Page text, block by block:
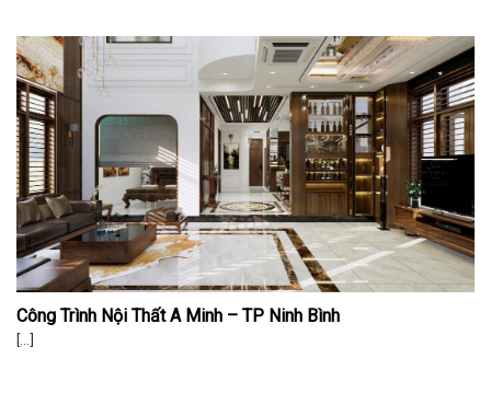
Công Trình Nội Thất A Minh – TP Ninh Bình
[...]